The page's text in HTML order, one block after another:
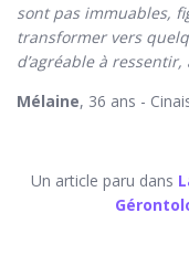
sont pas immuables,
transformer vers
d’agréable à
Mélaine, 36 ans -
Un article paru dans